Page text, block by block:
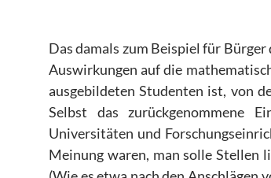
Das damals zum Beispiel für
Auswirkungen auf die
ausgebildeten Studenten ist, von
Selbst das zurückgenommene
Universitäten und
Meinung waren, man solle Stellen